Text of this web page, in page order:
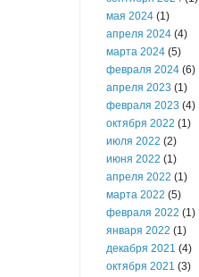
мая 2024 (1)
апреля 2024 (4)
марта 2024 (5)
февраля 2024 (6)
апреля 2023 (1)
февраля 2023 (4)
октября 2022 (1)
июля 2022 (2)
июня 2022 (1)
апреля 2022 (1)
марта 2022 (5)
февраля 2022 (1)
января 2022 (1)
декабря 2021 (4)
октября 2021 (3)